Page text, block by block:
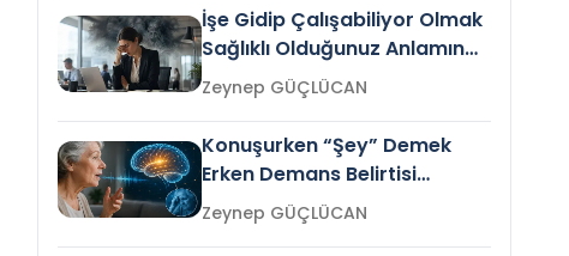
İşe Gidip Çalışabiliyor Olmak
Sağlıklı Olduğunuz Anlamına
Gelir mi?Zeynep GÜÇLÜCAN
Konuşurken “Şey” Demek
Erken Demans Belirtisi
Olabilir mi?Zeynep GÜÇLÜCAN